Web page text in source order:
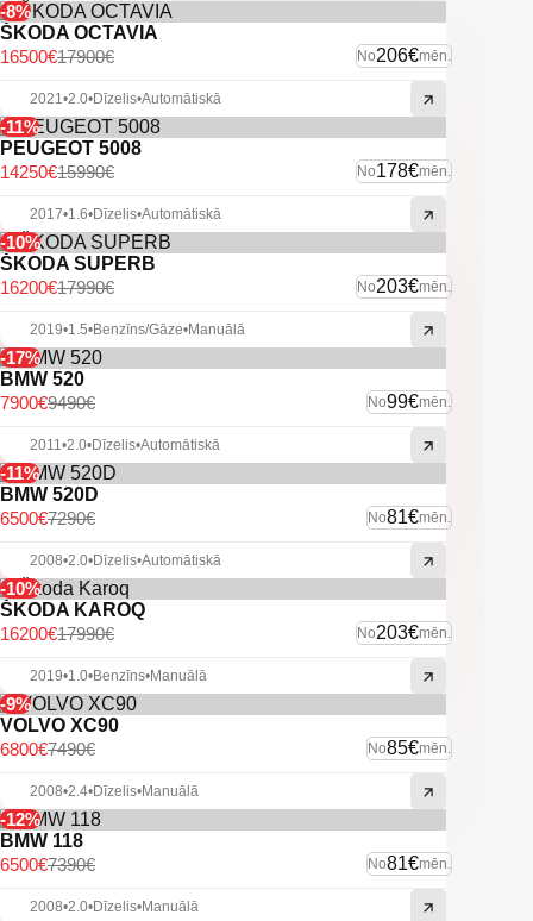
-8%
ŠKODA OCTAVIA
No206€mēn.
17900€
16500€
2021•2.0•Dīzelis•Automātiskā
-11%
PEUGEOT 5008
No178€mēn.
15990€
14250€
2017•1.6•Dīzelis•Automātiskā
-10%
ŠKODA SUPERB
No203€mēn.
17990€
16200€
2019•1.5•Benzīns/Gāze•Manuālā
-17%
BMW 520
No99€mēn.
9490€
7900€
2011•2.0•Dīzelis•Automātiskā
-11%
BMW 520D
No81€mēn.
7290€
6500€
2008•2.0•Dīzelis•Automātiskā
-10%
ŠKODA KAROQ
No203€mēn.
17990€
16200€
2019•1.0•Benzīns•Manuālā
-9%
VOLVO XC90
No85€mēn.
7490€
6800€
2008•2.4•Dīzelis•Manuālā
-12%
BMW 118
No81€mēn.
7390€
6500€
2008•2.0•Dīzelis•Manuālā